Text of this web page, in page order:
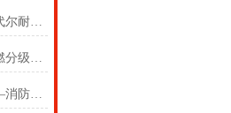
织物表面的轮回磨耗：马丁代尔耐磨仪在多点轨迹与压力恒定下的耐用叙事
极限氧指数测试仪在材料阻燃分级中的浓度边界判定
守护生命呼吸的最后屏障——消防自救呼吸器防护性能测试仪的全面检测